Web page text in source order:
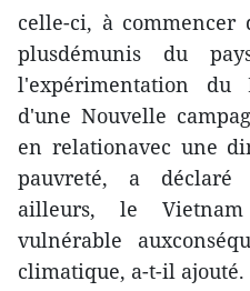
celle-ci, à commencer
plusdémunis du
l'expérimentation du
d'une Nouvelle
en relationavec une
pauvreté, a déclaré
ailleurs, le
vulnérable
climatique, a-t-il ajouté.